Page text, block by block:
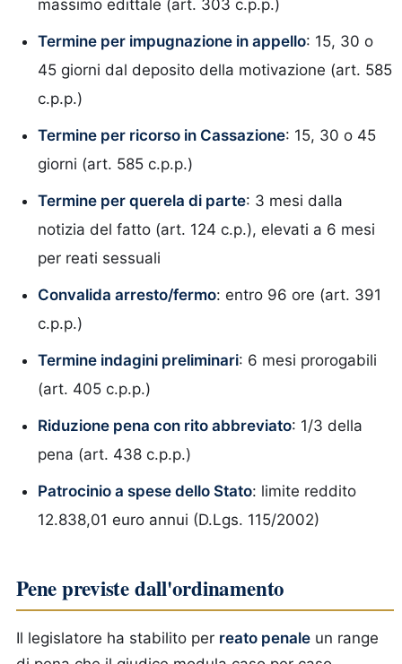
massimo edittale (art. 303 c.p.p.)
Termine per impugnazione in appello: 15, 30 o
45 giorni dal deposito della motivazione (art. 585
c.p.p.)
Termine per ricorso in Cassazione: 15, 30 o 45
giorni (art. 585 c.p.p.)
Termine per querela di parte: 3 mesi dalla
notizia del fatto (art. 124 c.p.), elevati a 6 mesi
per reati sessuali
Convalida arresto/fermo: entro 96 ore (art. 391
c.p.p.)
Termine indagini preliminari: 6 mesi prorogabili
(art. 405 c.p.p.)
Riduzione pena con rito abbreviato: 1/3 della
pena (art. 438 c.p.p.)
Patrocinio a spese dello Stato: limite reddito
12.838,01 euro annui (D.Lgs. 115/2002)
Pene previste dall'ordinamento
Il legislatore ha stabilito per reato penale un range